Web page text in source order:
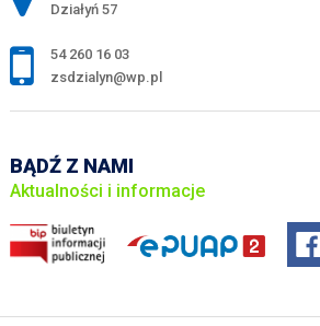
Działyń 57
54 260 16 03
zsdzialyn@wp.pl
BĄDŹ Z NAMI
Aktualności i informacje